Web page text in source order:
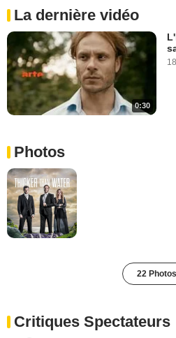
La dernière vidéo
0:30
Photos
22 Photos
Critiques Spectateurs